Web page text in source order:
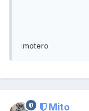
:motero
Mito